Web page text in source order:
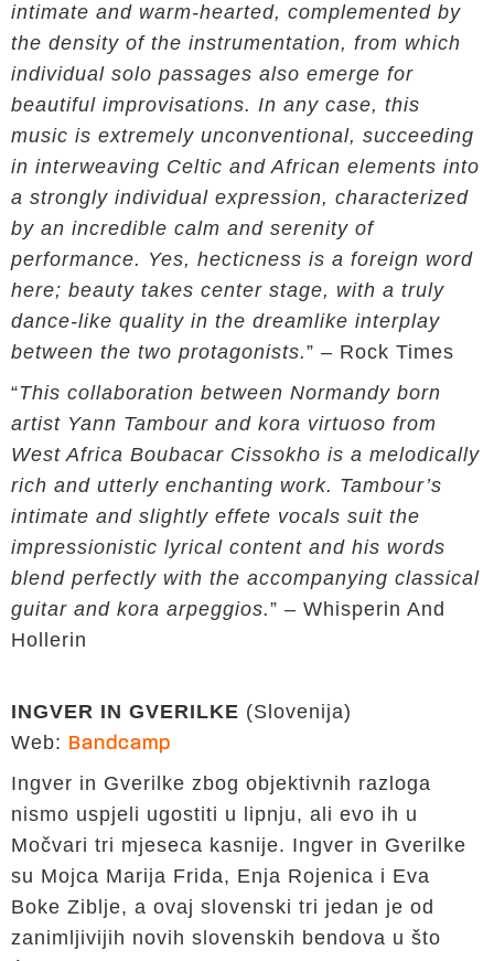
intimate and warm-hearted, complemented by
the density of the instrumentation, from which
individual solo passages also emerge for
beautiful improvisations. In any case, this
music is extremely unconventional, succeeding
in interweaving Celtic and African elements into
a strongly individual expression, characterized
by an incredible calm and serenity of
performance. Yes, hecticness is a foreign word
here; beauty takes center stage, with a truly
dance-like quality in the dreamlike interplay
between the two protagonists.” – Rock Times
“This collaboration between Normandy born
artist Yann Tambour and kora virtuoso from
West Africa Boubacar Cissokho is a melodically
rich and utterly enchanting work. Tambour’s
intimate and slightly effete vocals suit the
impressionistic lyrical content and his words
blend perfectly with the accompanying classical
guitar and kora arpeggios.” – Whisperin And
Hollerin
INGVER IN GVERILKE (Slovenija)
Web: Bandcamp
Ingver in Gverilke zbog objektivnih razloga
nismo uspjeli ugostiti u lipnju, ali evo ih u
Močvari tri mjeseca kasnije. Ingver in Gverilke
su Mojca Marija Frida, Enja Rojenica i Eva
Boke Ziblje, a ovaj slovenski tri jedan je od
zanimljivijih novih slovenskih bendova u što